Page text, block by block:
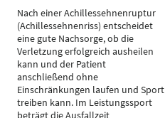
Nach einer Achillessehnenruptur
(Achillessehnenriss) entscheidet
eine gute Nachsorge, ob die
Verletzung erfolgreich ausheilen
kann und der Patient
anschließend ohne
Einschränkungen laufen und Sport
treiben kann. Im Leistungssport
beträgt die Ausfallzeit